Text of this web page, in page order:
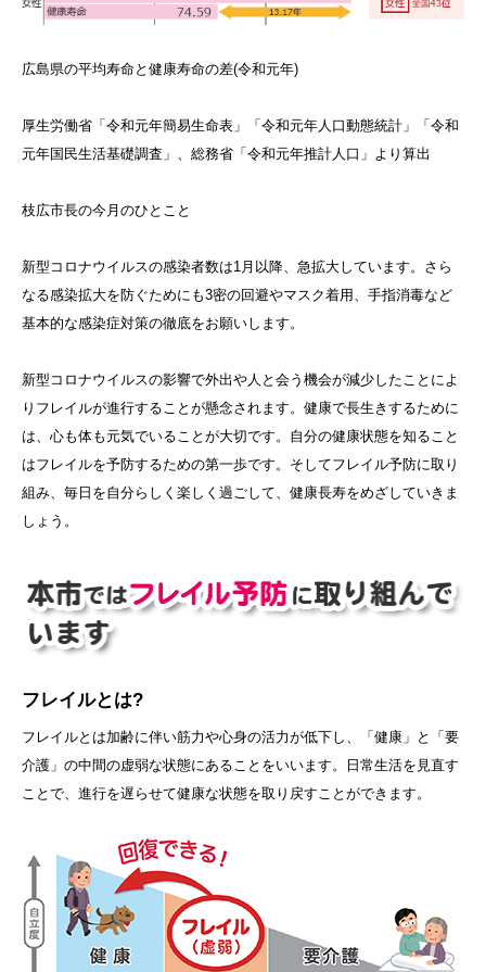
広島県の平均寿命と健康寿命の差(令和元年)
厚生労働省「令和元年簡易生命表」「令和元年人口動態統計」「令和
元年国民生活基礎調査」、総務省「令和元年推計人口」より算出
枝広市長の今月のひとこと
新型コロナウイルスの感染者数は1月以降、急拡大しています。さら
なる感染拡大を防ぐためにも3密の回避やマスク着用、手指消毒など
基本的な感染症対策の徹底をお願いします。
新型コロナウイルスの影響で外出や人と会う機会が減少したことによ
りフレイルが進行することが懸念されます。健康で長生きするために
は、心も体も元気でいることが大切です。自分の健康状態を知ること
はフレイルを予防するための第一歩です。そしてフレイル予防に取り
組み、毎日を自分らしく楽しく過ごして、健康長寿をめざしていきま
しょう。
フレイルとは?
フレイルとは加齢に伴い筋力や心身の活力が低下し、「健康」と「要
介護」の中間の虚弱な状態にあることをいいます。日常生活を見直す
ことで、進行を遅らせて健康な状態を取り戻すことができます。